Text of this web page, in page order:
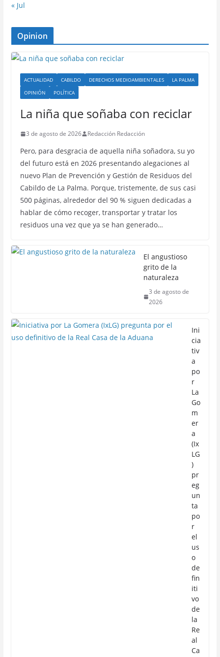
« Jul
Opinion
ACTUALIDAD CABILDO DERECHOS MEDIOAMBIENTALES
LA PALMA
OPINIÓN
POLÍTICA
La niña que soñaba con reciclar
3 de agosto de 2026 Redacción Redacción
Pero, para desgracia de aquella niña soñadora, su yo
del futuro está en 2026 presentando alegaciones al
nuevo Plan de Prevención y Gestión de Residuos del
Cabildo de La Palma. Porque, tristemente, de sus casi
500 páginas, alrededor del 90 % siguen dedicadas a
hablar de cómo recoger, transportar y tratar los
residuos una vez que ya se han generado…
El angustioso
grito de la
naturaleza
3 de agosto de
2026
Ini
cia
tiv
a
po
r
La
Go
m
er
a
(Ix
LG
)
pr
eg
un
ta
po
r
el
us
o
de
fin
iti
vo
de
la
Re
al
Ca